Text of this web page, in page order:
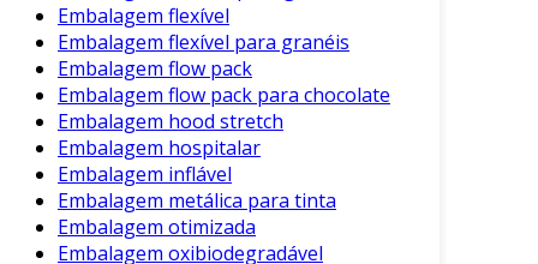
Como Utilizar o Plástico Bolha de
Forma Eficiente
Para maximizar os benefícios do plástico bolha,
siga estas etapas:
Escolha o Tamanho Adequado
plástico bolha com as bolhas de tamanho
adequado para o produto que está
embalando.
Embalagem flexível
Embalagem flexível para granéis
Embalagem flow pack
Embalagem flow pack para chocolate
Embalagem hood stretch
Embalagem hospitalar
Embalagem inflável
Embalagem metálica para tinta
Embalagem otimizada
Embalagem oxibiodegradável